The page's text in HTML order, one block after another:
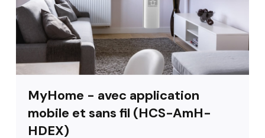
MyHome - avec application
mobile et sans fil (HCS-AmH-
HDEX)